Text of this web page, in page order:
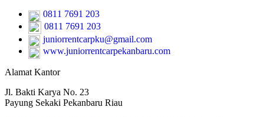
0811 7691 203
0811 7691 203
juniorrentcarpku@gmail.com
www.juniorrentcarpekanbaru.com
Alamat Kantor
Jl. Bakti Karya No. 23
Payung Sekaki Pekanbaru Riau